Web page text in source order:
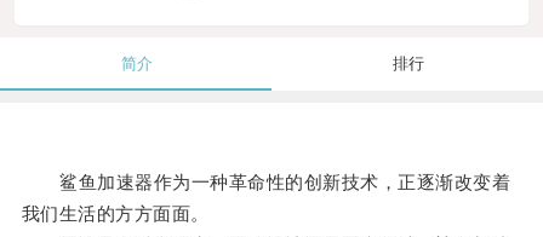
简介 排行
鲨鱼加速器作为一种革命性的创新技术，正逐渐改变着
我们生活的方方面面。